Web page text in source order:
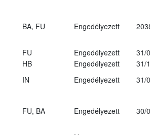
BA, FU Engedélyezett
FU Engedélyezett
31/
HB Engedélyezett
31/
IN Engedélyezett
31/
FU, BA Engedélyezett 30/